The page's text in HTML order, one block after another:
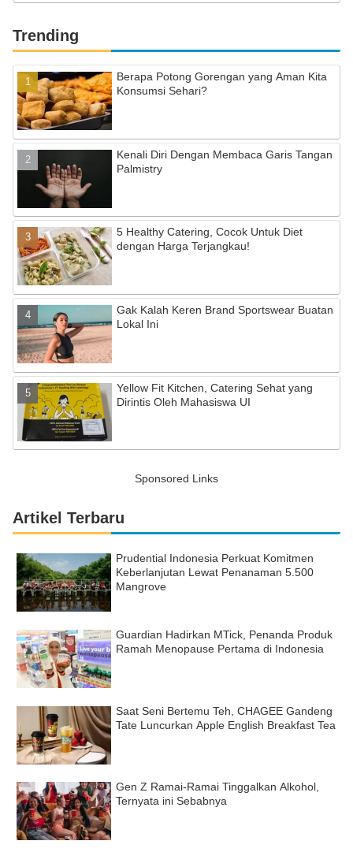
Trending
Berapa Potong Gorengan yang Aman Kita
Konsumsi Sehari?
Kenali Diri Dengan Membaca Garis Tangan
Palmistry
5 Healthy Catering, Cocok Untuk Diet
dengan Harga Terjangkau!
Gak Kalah Keren Brand Sportswear Buatan
Lokal Ini
Yellow Fit Kitchen, Catering Sehat yang
Dirintis Oleh Mahasiswa UI
Sponsored Links
Artikel Terbaru
Prudential Indonesia Perkuat Komitmen
Keberlanjutan Lewat Penanaman 5.500
Mangrove
Guardian Hadirkan MTick, Penanda Produk
Ramah Menopause Pertama di Indonesia
Saat Seni Bertemu Teh, CHAGEE Gandeng
Tate Luncurkan Apple English Breakfast Tea
Gen Z Ramai-Ramai Tinggalkan Alkohol,
Ternyata ini Sebabnya